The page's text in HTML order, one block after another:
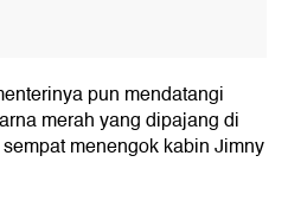
pun mendatangi
merah yang dipajang di
menengok kabin Jimny